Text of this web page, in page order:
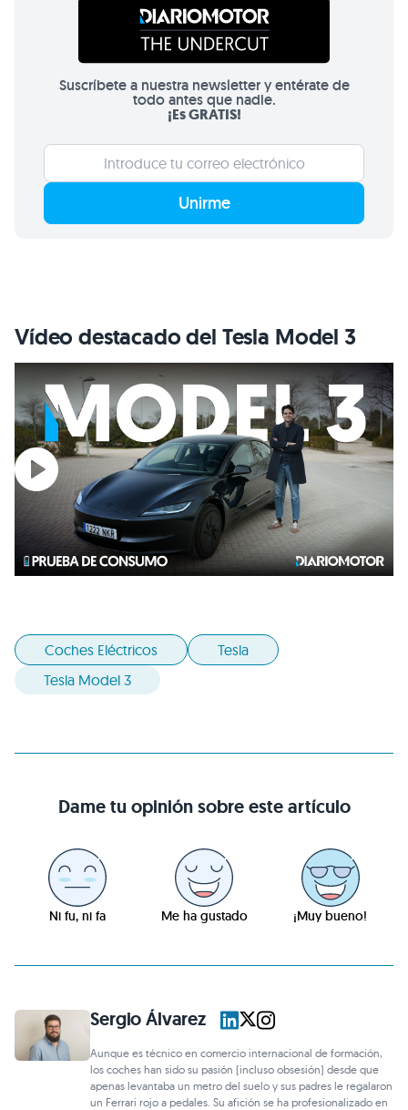
Suscríbete a nuestra newsletter y entérate de
todo antes que nadie.
¡Es GRATIS!
Unirme
Vídeo destacado del Tesla Model 3
Coches Eléctricos
Tesla
Tesla Model 3
Dame tu opinión sobre este artículo
Ni fu, ni fa Me ha gustado ¡Muy bueno!
Sergio Álvarez
Aunque es técnico en comercio internacional de formación,
los coches han sido su pasión (incluso obsesión) desde que
apenas levantaba un metro del suelo y sus padres le regalaron
un Ferrari rojo a pedales. Su afición se ha profesionalizado en